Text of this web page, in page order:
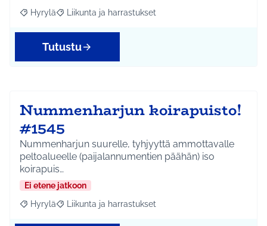
Rajaa tulokset aihepiirin mukaan: Hyrylä
Hyrylä Rajaa tulokset teeman mukaan: Liikunta ja
Liikunta ja harrastukset
Tutustu
Nummenharjun koirapuisto!
#1545
Nummenharjun suurelle, tyhjyyttä ammottavalle
peltoalueelle (paijalannumentien päähän) iso
koirapuis…
Ei etene jatkoon
Rajaa tulokset aihepiirin mukaan: Hyrylä
Hyrylä Rajaa tulokset teeman mukaan: Liikunta ja
Liikunta ja harrastukset